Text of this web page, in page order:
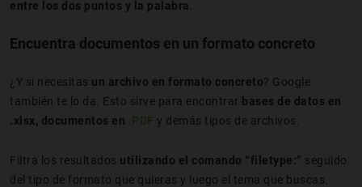
entre los dos puntos y la palabra
Encuentra documentos en un formato concreto
¿Y si necesitas un archivo en formato concreto? Google
también te lo da. Esto sirve para encontrar bases de datos en
.xlsx, documentos en
.PDF y demás tipos de archivos.
Filtra los resultados utilizando el comando “filetype:” seguido
del tipo de formato que quieras y luego el tema que buscas.